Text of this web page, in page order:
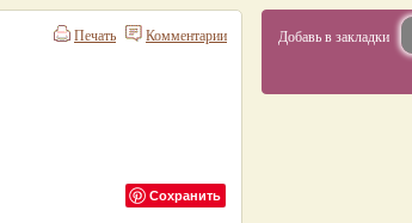
Комментарии
Печать
Сохранить
Добавь в закладки